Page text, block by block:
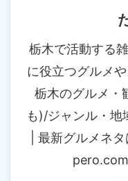
栃木で活動する
に役立つグルメ
栃木のグルメ・
も)/ジャンル・地
| 最新グルメネ